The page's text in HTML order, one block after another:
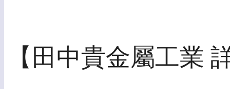
【田中貴金屬工業